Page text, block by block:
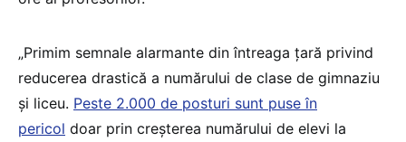
„Primim semnale alarmante din întreaga țară privind
reducerea drastică a numărului de clase de gimnaziu
și liceu. Peste 2.000 de posturi sunt puse în
pericol doar prin creșterea numărului de elevi la